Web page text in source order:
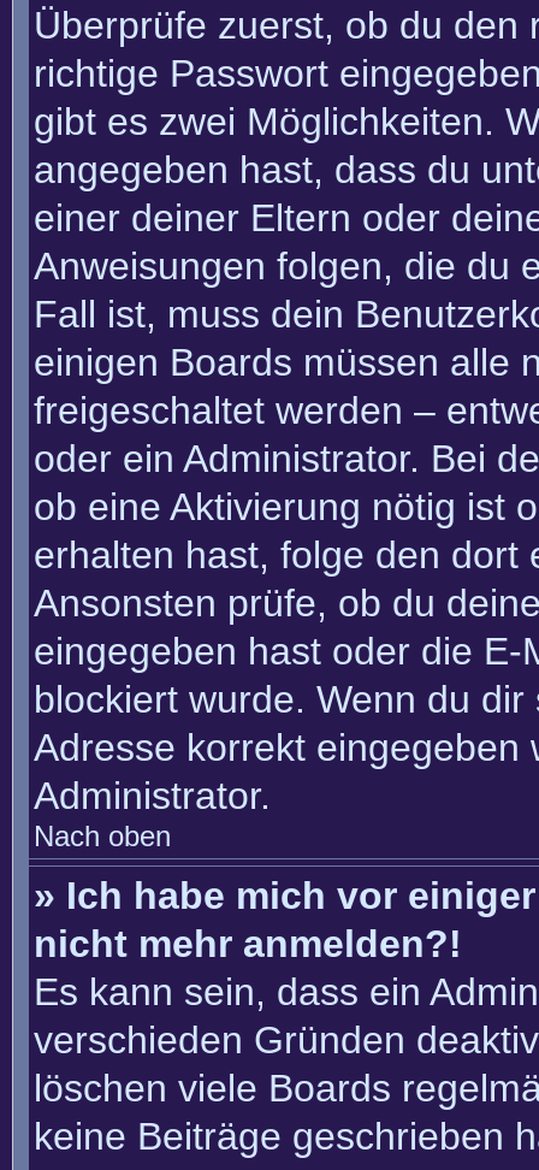
Überprüfe zuerst, ob du den
richtige Passwort
gibt es zwei Möglichkeiten.
angegeben hast, dass du
einer deiner Eltern oder
Anweisungen folgen, die du
Fall ist, muss dein
einigen Boards müssen alle
freigeschaltet werden –
oder ein Administrator. Bei
ob eine Aktivierung nötig ist
erhalten hast, folge den dort
Ansonsten prüfe, ob du
eingegeben hast oder die
blockiert wurde. Wenn du
Adresse korrekt
Administrator.
Nach oben
» Ich habe mich vor
nicht mehr anmelden?!
Es kann sein, dass ein
verschieden Gründen
löschen viele Boards
keine Beiträge geschrieben